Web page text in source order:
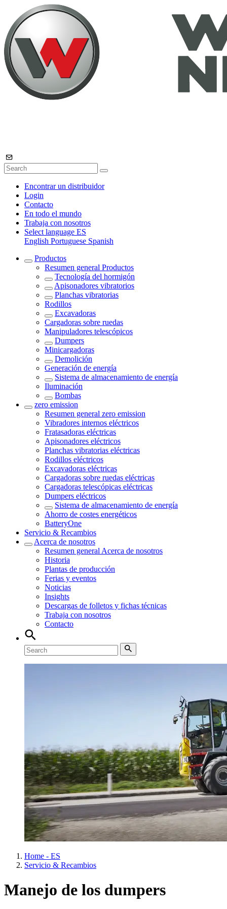
Encontrar un distribuidor
Login
Contacto
En todo el mundo
Trabaja con nosotros
Select language ES
English Portuguese Spanish
Productos
Resumen general Productos
Tecnología del hormigón
Apisonadores vibratorios
Planchas vibratorias
Rodillos
Excavadoras
Cargadoras sobre ruedas
Manipuladores telescópicos
Dumpers
Minicargadoras
Demolición
Generación de energía
Sistema de almacenamiento de energía
Iluminación
Bombas
zero emission
Resumen general zero emission
Vibradores internos eléctricos
Fratasadoras eléctricas
Apisonadores eléctricos
Planchas vibratorias eléctricas
Rodillos eléctricos
Excavadoras eléctricas
Cargadoras sobre ruedas eléctricas
Cargadoras telescópicas eléctricas
Dumpers eléctricos
Sistema de almacenamiento de energía
Ahorro de costes energéticos
BatteryOne
Servicio & Recambios
Acerca de nosotros
Resumen general Acerca de nosotros
Historia
Plantas de producción
Ferias y eventos
Noticias
Insights
Descargas de folletos y fichas técnicas
Trabaja con nosotros
Contacto
Home - ES
Servicio & Recambios
Manejo de los dumpers